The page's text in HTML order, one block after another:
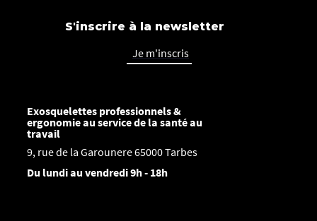
S'inscrire à la newsletter
Je m'inscris
Exosquelettes professionnels &
ergonomie au service de la santé au
travail
9, rue de la Garounere 65000 Tarbes
Du lundi au vendredi 9h - 18h